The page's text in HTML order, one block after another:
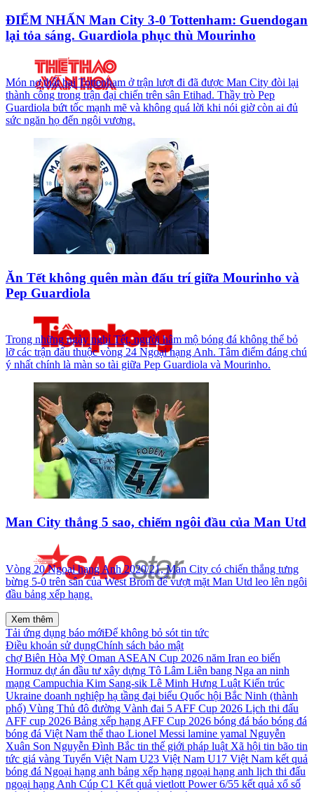
ĐIỂM NHẤN Man City 3-0 Tottenham: Guendogan
lại tỏa sáng. Guardiola phục thù Mourinho
Món nợ thất bại Tottenham ở trận lượt đi đã được Man City đòi lại
thành công trong trận đại chiến trên sân Etihad. Thầy trò Pep
Guardiola bứt tốc mạnh mẽ và không quá lời khi nói giờ còn ai đủ
sức ngăn họ đến ngôi vương.
Ăn Tết không quên màn đấu trí giữa Mourinho và
Pep Guardiola
Trong những ngày nghỉ Tết, người hâm mộ bóng đá không thể bỏ
lỡ các trận đấu thuộc vòng 24 Ngoại hạng Anh. Tâm điểm đáng chú
ý nhất chính là màn so tài giữa Pep Guardiola và Mourinho.
Man City thắng 5 sao, chiếm ngôi đầu của Man Utd
Vòng 20 Ngoại hạng Anh 2020/21, Man City có chiến thắng tưng
bừng 5-0 trên sân của West Brom để vượt mặt Man Utd leo lên ngôi
đầu bảng xếp hạng.
Xem thêm
Tải ứng dụng báo mớiĐể không bỏ sót tin tức
Điều khoản sử dụngChính sách bảo mật
chợ Biên Hòa Mỹ Oman ASEAN Cup 2026 năm Iran eo biển
Hormuz dự án đầu tư xây dựng Tô Lâm Liên bang Nga an ninh
mạng Campuchia Kim Sang-sik Lê Minh Hưng Luật Kiến trúc
Ukraine doanh nghiệp hạ tầng đại biểu Quốc hội Bắc Ninh (thành
phố) Vùng Thủ đô đường Vành đai 5 AFF Cup 2026 Lịch thi đấu
AFF cup 2026 Bảng xếp hạng AFF Cup 2026 bóng đá báo bóng đá
bóng đá Việt Nam thể thao Lionel Messi lamine yamal Nguyễn
Xuân Son Nguyễn Đình Bắc tin thế giới pháp luật Xã hội tin bão tin
tức giá vàng Tuyển Việt Nam U23 Việt Nam U17 Việt Nam kết quả
bóng đá Ngoại hạng anh bảng xếp hạng ngoại hạng anh lịch thi đấu
ngoại hạng Anh Cúp C1 Kết quả vietlott Power 6/55 kết quả xổ số